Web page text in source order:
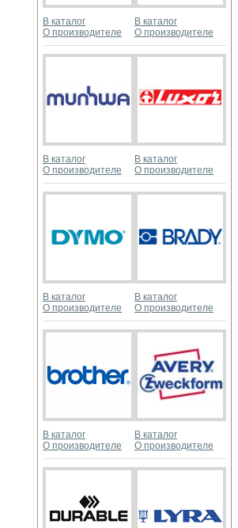
В каталог
О производителе
В каталог
О производителе
В каталог
О производителе
В каталог
О производителе
В каталог
О производителе
В каталог
О производителе
В каталог
О производителе
В каталог
О производителе